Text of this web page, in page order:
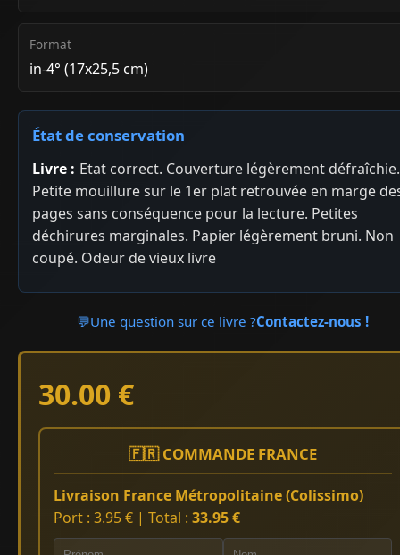
Format
in-4° (17x25,5 cm)
État de conservation
Livre : Etat correct. Couverture légèrement défraîchie.
Petite mouillure sur le 1er plat retrouvée en marge
pages sans conséquence pour la lecture. Petites
déchirures marginales. Papier légèrement bruni. Non
coupé. Odeur de vieux livre
💬Une question sur ce livre ?Contactez-nous !
30.00 €
🇫🇷 COMMANDE FRANCE
Livraison France Métropolitaine (Colissimo)
Port : 3.95 € | Total : 33.95 €